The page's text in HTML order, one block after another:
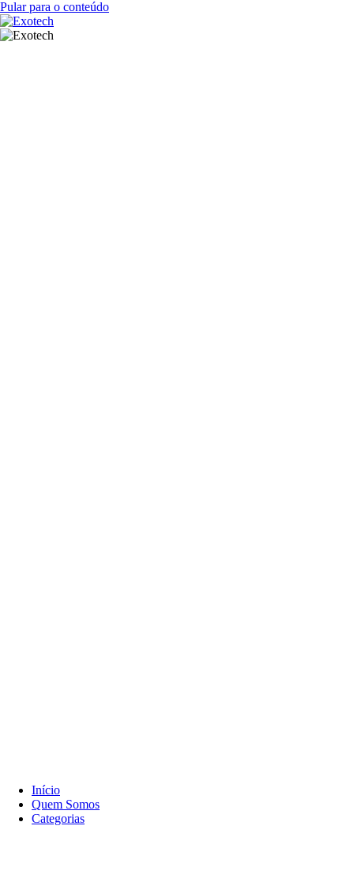
Pular para o conteúdo
Início
Quem Somos
Categorias